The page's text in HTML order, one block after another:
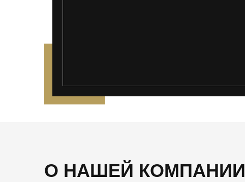
О НАШЕЙ КОМПАНИИ